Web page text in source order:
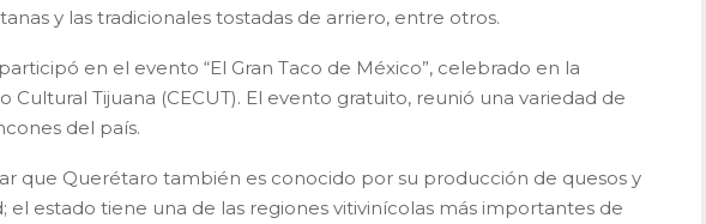
y las tradicionales tostadas de arriero, entre otros.
en el evento “El Gran Taco de México”, celebrado en la
Cultural Tijuana (CECUT). El evento gratuito, reunió una variedad de
del país.
que Querétaro también es conocido por su producción de quesos y
el estado tiene una de las regiones vitivinícolas más importantes de